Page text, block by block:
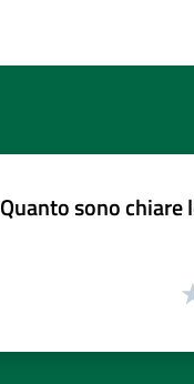
Quanto sono